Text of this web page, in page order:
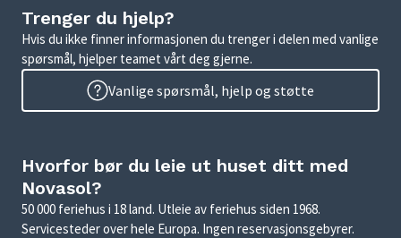
Trenger du hjelp?
Hvis du ikke finner informasjonen du trenger i delen med vanlige
spørsmål, hjelper teamet vårt deg gjerne.
Vanlige spørsmål, hjelp og støtte
Hvorfor bør du leie ut huset ditt med
Novasol?
50 000 feriehus i 18 land. Utleie av feriehus siden 1968.
Servicesteder over hele Europa. Ingen reservasjonsgebyrer.